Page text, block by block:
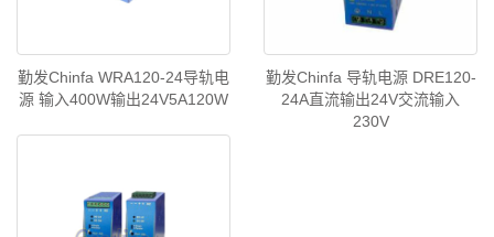
勤发Chinfa WRA120-24导轨电
源 输入400W输出24V5A120W
勤发Chinfa 导轨电源 DRE120-
24A直流输出24V交流输入
230V